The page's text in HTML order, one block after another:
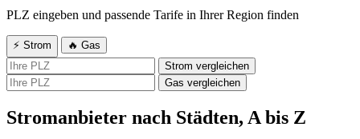
PLZ eingeben und passende Tarife in Ihrer Region finden
⚡ Strom
🔥 Gas
Strom vergleichen
Gas vergleichen
Stromanbieter nach Städten, A bis Z